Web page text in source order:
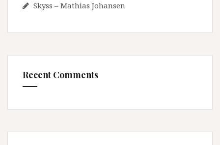
Skyss – Mathias Johansen
Recent Comments